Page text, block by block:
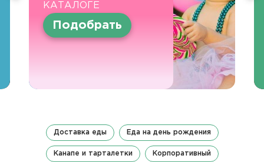
КАТАЛОГЕ
Подобрать
Доставка еды Еда на день рождения
Канапе и тарталетки Корпоративный